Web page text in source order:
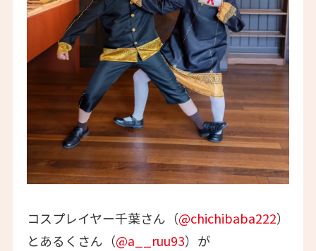
コスプレイヤー千葉さん（@chichibaba222）
とあるくさん（@a__ruu93）が